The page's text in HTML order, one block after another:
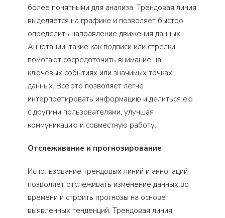
более понятными для анализа. Трендовая линия
выделяется на графике и позволяет быстро
определить направление движения данных.
Аннотации, такие как подписи или стрелки,
помогают сосредоточить внимание на
ключевых событиях или значимых точках
данных. Все это позволяет легче
интерпретировать информацию и делиться ею
с другими пользователями, улучшая
коммуникацию и совместную работу.
Отслеживание и прогнозирование
Использование трендовых линий и аннотаций
позволяет отслеживать изменение данных во
времени и строить прогнозы на основе
выявленных тенденций. Трендовая линия